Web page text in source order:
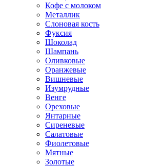
Кофе с молоком
Металлик
Слоновая кость
Фуксия
Шоколад
Шампань
Оливковые
Оранжевые
Вишневые
Изумрудные
Венге
Ореховые
Янтарные
Сиреневые
Салатовые
Фиолетовые
Мятные
Золотые